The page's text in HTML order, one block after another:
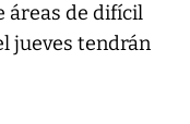
áreas de difícil
jueves tendrán